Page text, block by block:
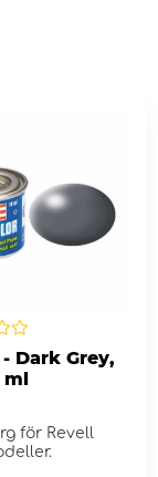
Dark Grey,
för Revell